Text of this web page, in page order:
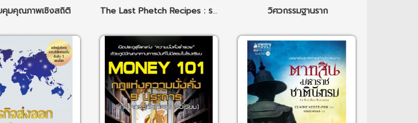
คุมคุณภาพเชิงสถิติ The Last Phetch Recipes : รสเพ็ดรีจานสุดท้าย วิศวกรรมฐานราก